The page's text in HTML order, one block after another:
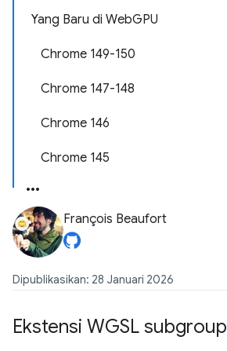
Yang Baru di WebGPU
Chrome 149-150
Chrome 147-148
Chrome 146
Chrome 145
François Beaufort
Dipublikasikan: 28 Januari 2026
Ekstensi WGSL subgroup